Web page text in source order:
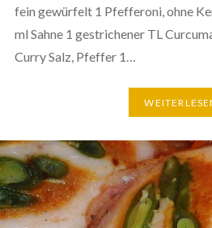
fein gewürfelt 1 Pfefferoni, ohne
ml Sahne 1 gestrichener TL
Curry Salz, Pfeffer 1…